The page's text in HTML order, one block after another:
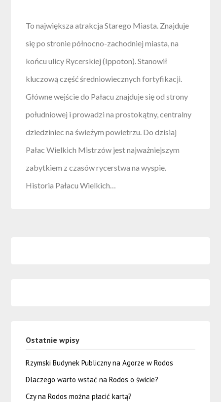
To największa atrakcja Starego Miasta. Znajduje
się po stronie północno-zachodniej miasta, na
końcu ulicy Rycerskiej (Ippoton). Stanowił
kluczową część średniowiecznych fortyfikacji.
Główne wejście do Pałacu znajduje się od strony
południowej i prowadzi na prostokątny, centralny
dziedziniec na świeżym powietrzu. Do dzisiaj
Pałac Wielkich Mistrzów jest najważniejszym
zabytkiem z czasów rycerstwa na wyspie.
Historia Pałacu Wielkich…
Ostatnie wpisy
Rzymski Budynek Publiczny na Agorze w Rodos
Dlaczego warto wstać na Rodos o świcie?
Czy na Rodos można płacić kartą?